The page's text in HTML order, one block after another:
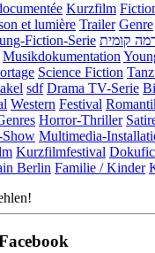
Kurzfilm
et lumière Trailer Genre
Fiction-Serie קומית
Musikdokumentation
Science Fiction
sdf Drama TV-Serie
Western Festival
Horror-Thriller
Multimedia-
Kurzfilmfestival
Berlin Familie / Kinder